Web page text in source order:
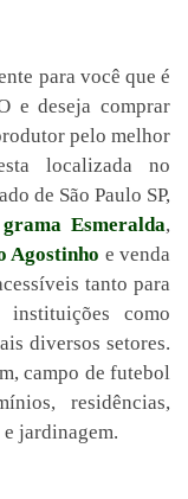
para você que é
e deseja comprar
pelo melhor
localizada no
de São Paulo SP,
grama Esmeralda,
Agostinho e venda
tanto para
como
diversos setores.
campo de futebol
residências,
jardinagem.